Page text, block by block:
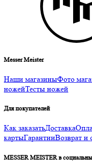
Messer Meister
Наши магазиныФото
ножейТесты ножей
Для покупателей
Как заказатьДоставка
картыГарантииВозврат и
MESSER MEISTER в